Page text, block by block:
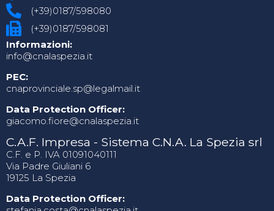
(+39)0187/598080
(+39)0187/598081
Informazioni:
info@cnalaspezia.it
PEC:
cnaprovinciale.sp@legalmail.it
Data Protection Officer:
giacomo.fiore@cnalaspezia.it
C.A.F. Impresa - Sistema C.N.A. La Spezia srl
C.F. e P. IVA 01091040111
Via Padre Giuliani 6
19125 La Spezia
Data Protection Officer: